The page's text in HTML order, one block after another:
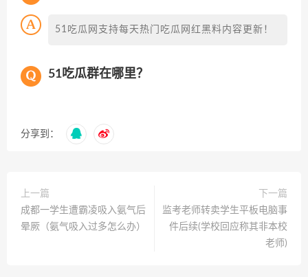
51吃瓜网支持每天热门吃瓜网红黑料内容更新！
51吃瓜群在哪里？
分享到：
上一篇
成都一学生遭霸凌吸入氨气后
晕厥（氨气吸入过多怎么办）
下一篇
监考老师转卖学生平板电脑事
件后续(学校回应称其非本校
老师)